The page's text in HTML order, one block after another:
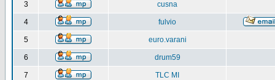
3 cusna
4 fulvio
5 euro.varani
6 drum59
7 TLC MI